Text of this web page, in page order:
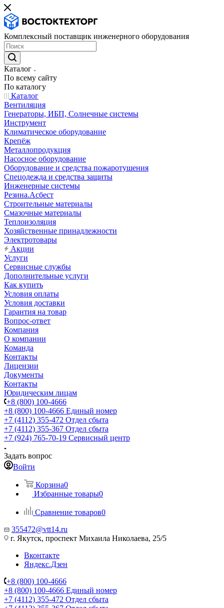
Комплексный поставщик инженерного оборудования
Каталог
По всему сайту
По каталогу
Каталог
Вентиляция
Генераторы, ИБП, Солнечные системы
Инструмент
Климатическое оборудование
Крепёж
Металлопродукция
Насосное оборудование
Оборудование и средства пожаротушения
Спецодежда и средства защиты
Инженерные системы
Резина.Асбест
Строительные материалы
Смазочные материалы
Теплоизоляция
Хозяйственные принадлежности
Электротовары
Акции
Услуги
Сервисные службы
Дополнительные услуги
Как купить
Условия оплаты
Условия доставки
Гарантия на товар
Вопрос-ответ
Компания
О компании
Команда
Контакты
Лицензии
Документы
Контакты
Юридическим лицам
+8 (800) 100-4666
+8 (800) 100-4666 Единый номер
+7 (4112) 355-472 Отдел сбыта
+7 (4112) 355-367 Отдел сбыта
+7 (924) 765-70-19 Сервисный центр
Задать вопрос
Войти
Корзина0
Избранные товары0
Сравнение товаров0
355472@vtt14.ru
г. Якутск, проспект Михаила Николаева, 25/5
Вконтакте
Яндекс.Дзен
+8 (800) 100-4666
+8 (800) 100-4666 Единый номер
+7 (4112) 355-472 Отдел сбыта